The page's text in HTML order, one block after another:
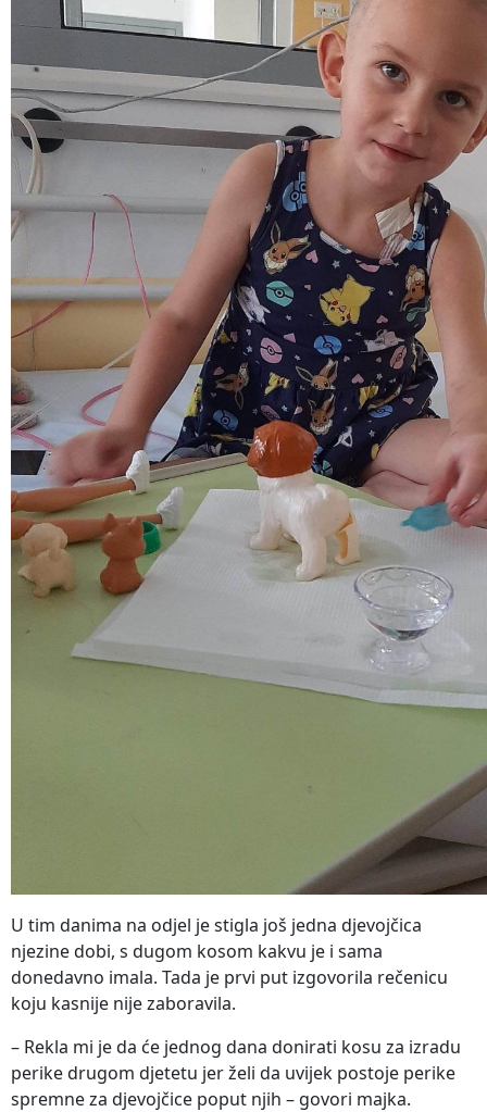
U tim danima na odjel je stigla još jedna djevojčica
njezine dobi, s dugom kosom kakvu je i sama
donedavno imala. Tada je prvi put izgovorila rečenicu
koju kasnije nije zaboravila.
– Rekla mi je da će jednog dana donirati kosu za izradu
perike drugom djetetu jer želi da uvijek postoje perike
spremne za djevojčice poput njih – govori majka.